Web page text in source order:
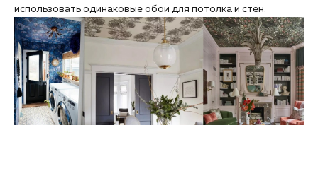
использовать одинаковые обои для потолка и стен.